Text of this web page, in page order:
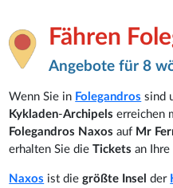
Fähren
Angebote für 8
Wenn Sie in Folegandros sind
Kykladen-Archipelserreichen
Folegandros Naxos auf Mr
erhalten Sie dieTicketsan Ihre
Naxos ist diegrößte Inselder